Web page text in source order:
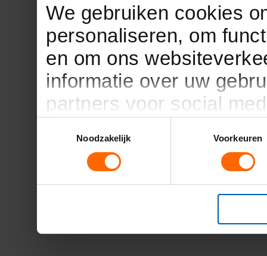
We gebruiken cookies
personaliseren, om
en om ons
informatie over uw
partners voor social
informatie die u aan ze
verzameld op basis
Noodzakelijk
Voorkeuren